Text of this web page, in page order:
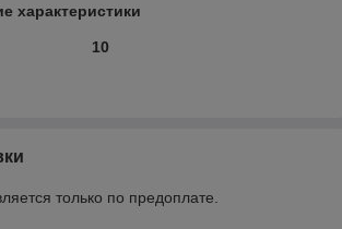
характеристики
10
только по предоплате.